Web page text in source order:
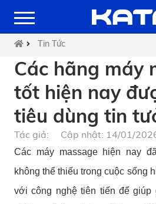
Tin Tức
Các hãng máy
tốt hiện nay
tiêu dùng tin
Tác giả: Cập nhật: 14/01/
Các máy massage hiện nay
không thể thiếu trong cuộc sống
với công nghệ tiên tiến để giúp